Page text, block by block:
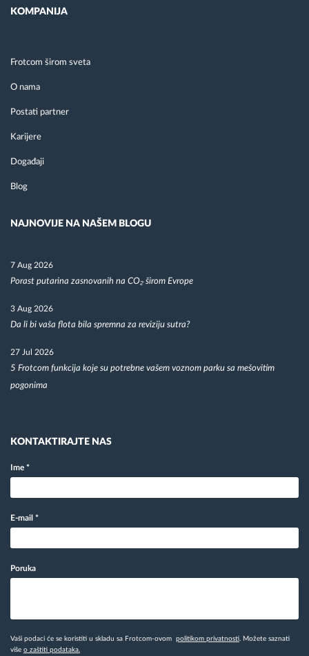
KOMPANIJA
Frotcom širom sveta
O nama
Postati partner
Karijere
Događaji
Blog
NAJNOVIJE NA NAŠEM BLOGU
7 Aug 2026
Porast putarina zasnovanih na CO₂ širom Evrope
3 Aug 2026
Da li bi vaša flota bila spremna za reviziju sutra?
27 Jul 2026
5 Frotcom funkcija koje su potrebne vašem voznom parku sa mešovitim
pogonima
KONTAKTIRAJTE NAS
Ime *
E-mail *
Poruka
Vaši podaci će se koristiti u skladu sa Frotcom-ovom politikom privatnosti . Možete saznati
više o zaštiti podataka.